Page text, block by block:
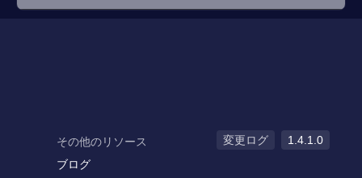
その他のリソース
ブログ
変更ログ 1.4.1.0